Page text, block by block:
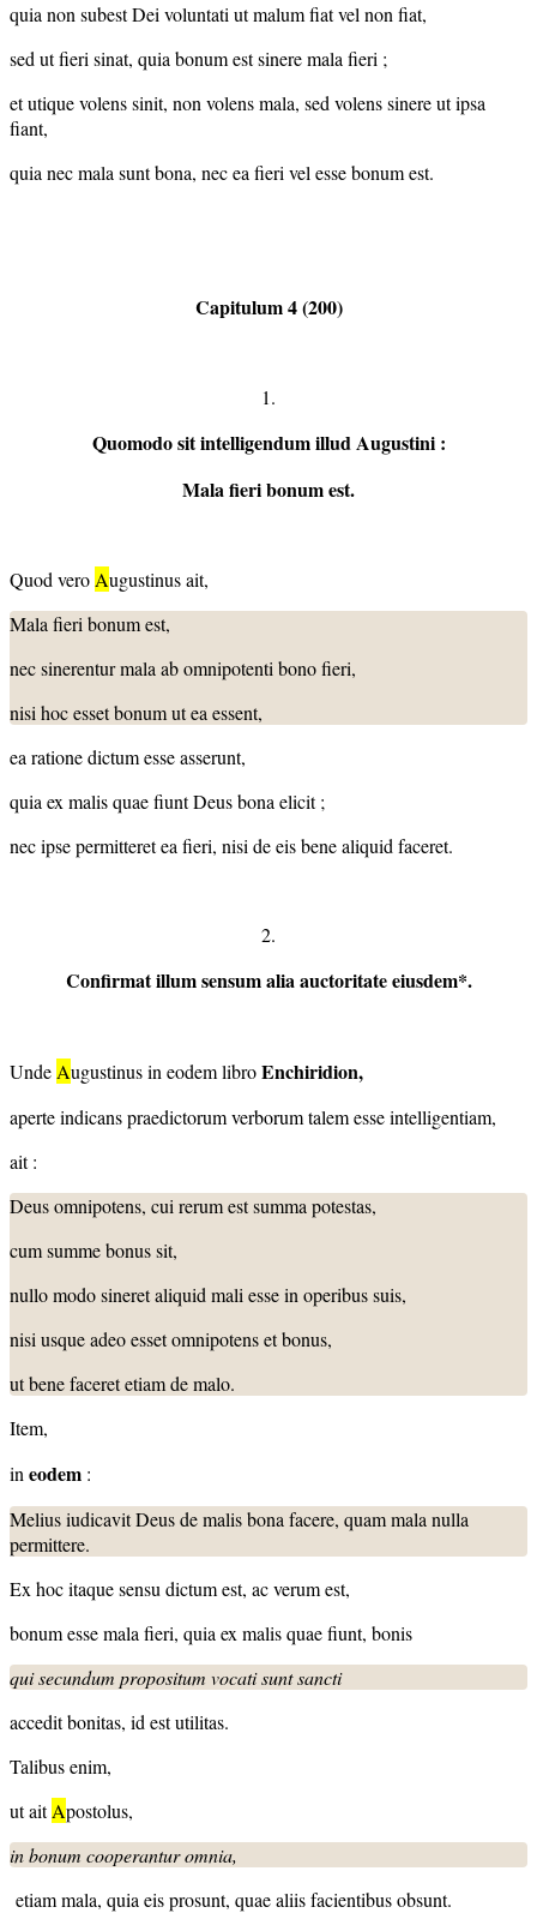
quia non subest Dei voluntati ut malum fiat vel non fiat,
sed ut fieri sinat, quia bonum est sinere mala fieri ;
et utique volens sinit, non volens mala, sed volens sinere ut ipsa
fiant,
quia nec mala sunt bona, nec ea fieri vel esse bonum est.
Capitulum 4 (200)
1.
Quomodo sit intelligendum illud Augustini :
Mala fieri bonum est.
Quod vero Augustinus ait,
Mala fieri bonum est,
nec sinerentur mala ab omnipotenti bono fieri,
nisi hoc esset bonum ut ea essent,
ea ratione dictum esse asserunt,
quia ex malis quae fiunt Deus bona elicit ;
nec ipse permitteret ea fieri, nisi de eis bene aliquid faceret.
2.
Confirmat illum sensum alia auctoritate eiusdem*.
Unde Augustinus in eodem libroEnchiridion,
aperte indicans praedictorum verborum talem esse intelligentiam,
ait :
Deus omnipotens, cui rerum est summa potestas,
cum summe bonus sit,
nullo modo sineret aliquid mali esse in operibus suis,
nisi usque adeo esset omnipotens et bonus,
ut bene faceret etiam de malo.
Item,
in eodem :
Melius iudicavit Deus de malis bona facere, quam mala nulla
permittere.
Ex hoc itaque sensu dictum est, ac verum est,
bonum esse mala fieri, quia ex malis quae fiunt, bonis
qui secundum propositum vocati sunt sancti
accedit bonitas, id est utilitas.
Talibus enim,
ut aitApostolus,
in bonum cooperantur omnia,
etiam mala, quia eis prosunt, quae aliis facientibus obsunt.